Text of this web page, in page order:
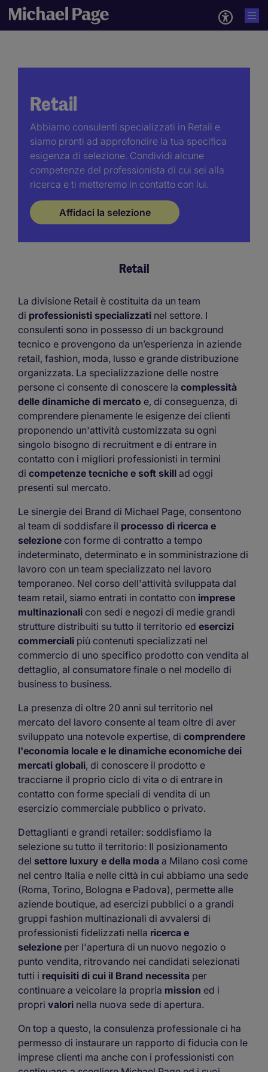
Retail
Abbiamo consulenti specializzati in Retail e
siamo pronti ad approfondire la tua specifica
esigenza di selezione. Condividi alcune
competenze del professionista di cui sei alla
ricerca e ti metteremo in contatto con lui.
Affidaci la selezione
Retail
La divisione Retail è costituita da un team
di professionisti specializzati nel settore. I
consulenti sono in possesso di un background
tecnico e provengono da un’esperienza in aziende
retail, fashion, moda, lusso e grande distribuzione
organizzata. La specializzazione delle nostre
persone ci consente di conoscere la complessità
delle dinamiche di mercato e, di conseguenza, di
comprendere pienamente le esigenze dei clienti
proponendo un'attività customizzata su ogni
singolo bisogno di recruitment e di entrare in
contatto con i migliori professionisti in termini
di competenze tecniche e soft skill ad oggi
presenti sul mercato.
Le sinergie dei Brand di Michael Page, consentono
al team di soddisfare il processo di ricerca e
selezione con forme di contratto a tempo
indeterminato, determinato e in somministrazione di
lavoro con un team specializzato nel lavoro
temporaneo. Nel corso dell'attività sviluppata dal
team retail, siamo entrati in contatto con imprese
multinazionali con sedi e negozi di medie grandi
strutture distribuiti su tutto il territorio ed esercizi
commerciali più contenuti specializzati nel
commercio di uno specifico prodotto con vendita al
dettaglio, al consumatore finale o nel modello di
business to business.
La presenza di oltre 20 anni sul territorio nel
mercato del lavoro consente al team oltre di aver
sviluppato una notevole expertise, di comprendere
l'economia locale e le dinamiche economiche dei
mercati globali, di conoscere il prodotto e
tracciarne il proprio ciclo di vita o di entrare in
contatto con forme speciali di vendita di un
esercizio commerciale pubblico o privato.
Dettaglianti e grandi retailer: soddisfiamo la
selezione su tutto il territorio: Il posizionamento
del settore luxury e della moda a Milano così come
nel centro Italia e nelle città in cui abbiamo una sede
(Roma, Torino, Bologna e Padova), permette alle
aziende boutique, ad esercizi pubblici o a grandi
gruppi fashion multinazionali di avvalersi di
professionisti fidelizzati nella ricerca e
selezione per l'apertura di un nuovo negozio o
punto vendita, ritrovando nei candidati selezionati
tutti i requisiti di cui il Brand necessita per
continuare a veicolare la propria mission ed i
propri valori nella nuova sede di apertura.
On top a questo, la consulenza professionale ci ha
permesso di instaurare un rapporto di fiducia con le
imprese clienti ma anche con i professionisti con